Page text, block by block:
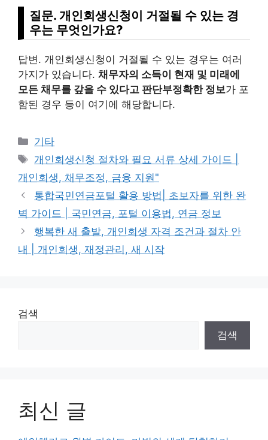
질문. 개인회생신청이 거절될 수 있는 경
우는 무엇인가요?
답변. 개인회생신청이 거절될 수 있는 경우는 여러
가지가 있습니다. 채무자의 소득이 현재 및 미래에
모든 채무를 갚을 수 있다고 판단부정확한 정보가 포
함된 경우 등이 여기에 해당합니다.
Categories
기타
Tags
개인회생신청 절차와 필요 서류 상세 가이드 |
개인회생, 채무조정, 금융 지원"
통합국민연금포털 활용 방법| 초보자를 위한 완
벽 가이드 | 국민연금, 포털 이용법, 연금 정보
행복한 새 출발, 개인회생 자격 조건과 절차 안
내 | 개인회생, 재정관리, 새 시작
검색
검색
최신 글